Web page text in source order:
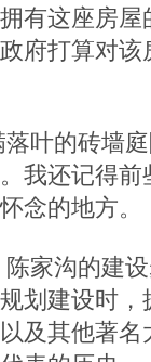
有这座房
府打算对
叶的砖墙
我还记得
念的地方。
家沟的建
划建设时
及其他著